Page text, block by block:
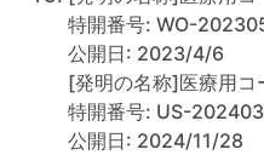
特開番号: WO-
公開日: 2023/4/6
[発明の名称]医療用コ
特開番号: US-
公開日: 2024/11/28